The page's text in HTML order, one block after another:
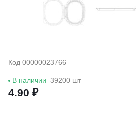
Код 00000023766
В наличии 39200 шт
4.90 ₽